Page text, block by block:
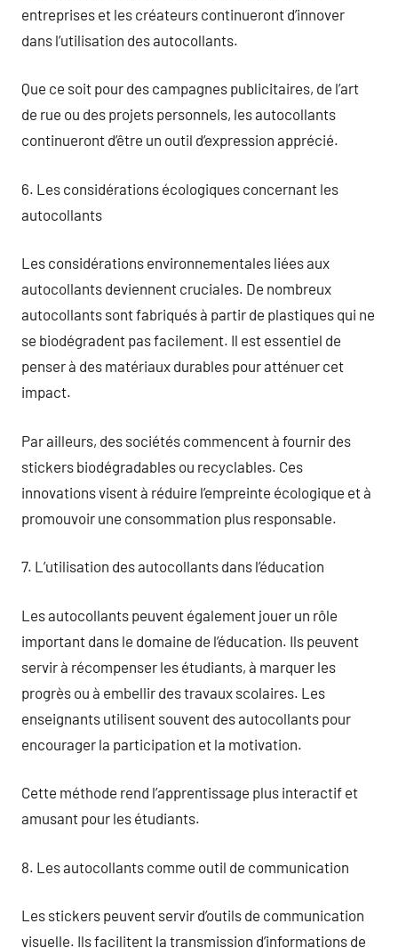
entreprises et les créateurs continueront d’innover
dans l’utilisation des autocollants.
Que ce soit pour des campagnes publicitaires, de l’art
de rue ou des projets personnels, les autocollants
continueront d’être un outil d’expression apprécié.
6. Les considérations écologiques concernant les
autocollants
Les considérations environnementales liées aux
autocollants deviennent cruciales. De nombreux
autocollants sont fabriqués à partir de plastiques qui ne
se biodégradent pas facilement. Il est essentiel de
penser à des matériaux durables pour atténuer cet
impact.
Par ailleurs, des sociétés commencent à fournir des
stickers biodégradables ou recyclables. Ces
innovations visent à réduire l’empreinte écologique et à
promouvoir une consommation plus responsable.
7. L’utilisation des autocollants dans l’éducation
Les autocollants peuvent également jouer un rôle
important dans le domaine de l’éducation. Ils peuvent
servir à récompenser les étudiants, à marquer les
progrès ou à embellir des travaux scolaires. Les
enseignants utilisent souvent des autocollants pour
encourager la participation et la motivation.
Cette méthode rend l’apprentissage plus interactif et
amusant pour les étudiants.
8. Les autocollants comme outil de communication
Les stickers peuvent servir d’outils de communication
visuelle. Ils facilitent la transmission d’informations de